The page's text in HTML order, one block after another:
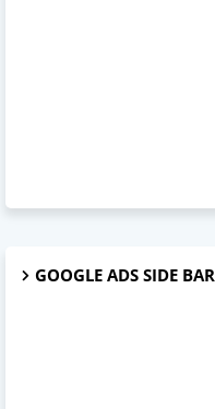
GOOGLE ADS SIDE BAR